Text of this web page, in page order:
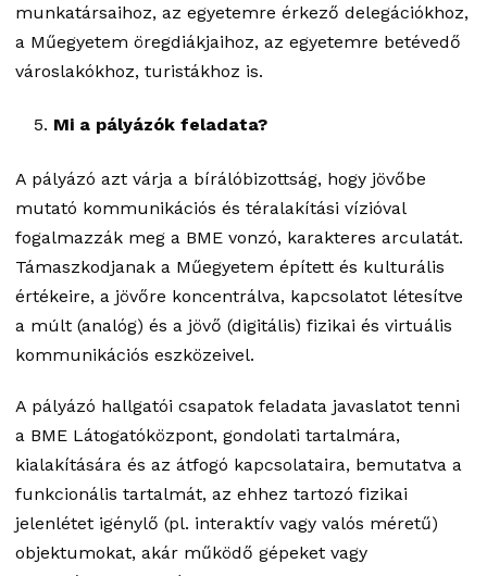
munkatársaihoz, az egyetemre érkező delegációkhoz,
a Műegyetem öregdiákjaihoz, az egyetemre betévedő
városlakókhoz, turistákhoz is.
Mi a pályázók feladata?
A pályázó azt várja a bírálóbizottság, hogy jövőbe
mutató kommunikációs és téralakítási vízióval
fogalmazzák meg a BME vonzó, karakteres arculatát.
Támaszkodjanak a Műegyetem épített és kulturális
értékeire, a jövőre koncentrálva, kapcsolatot létesítve
a múlt (analóg) és a jövő (digitális) fizikai és virtuális
kommunikációs eszközeivel.
A pályázó hallgatói csapatok feladata javaslatot tenni
a BME Látogatóközpont, gondolati tartalmára,
kialakítására és az átfogó kapcsolataira, bemutatva a
funkcionális tartalmát, az ehhez tartozó fizikai
jelenlétet igénylő (pl. interaktív vagy valós méretű)
objektumokat, akár működő gépeket vagy